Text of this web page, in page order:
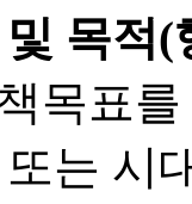
목적
목표
는 시